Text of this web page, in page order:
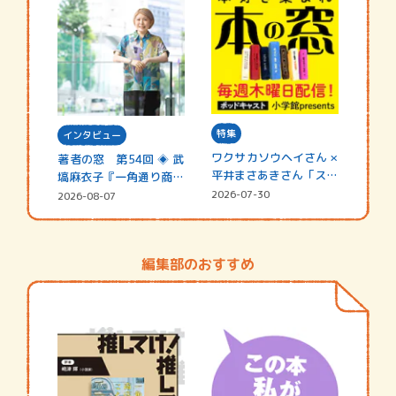
インタビュー
著者の窓 第54回 ◈ 武
塙麻衣子『一角通り商店
街の…
2026-08-07
特集
ワクサカソウヘイさん ×
平井まさあきさん「スペ
シャ…
2026-07-30
編集部のおすすめ